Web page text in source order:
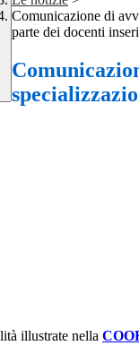
Comunicazione di
parte dei docenti
illustrate nella